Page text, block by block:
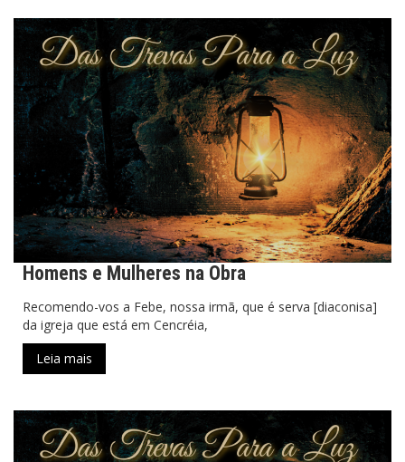
Homens e Mulheres na Obra
Recomendo-vos a Febe, nossa irmã, que é serva [diaconisa]
da igreja que está em Cencréia,
Leia mais